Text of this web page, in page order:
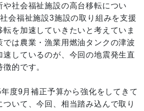
社会福祉施設の高台移転につい
会福祉施設3施設の取り組みを支援
を加速していきたいと考えていま
では農業・漁業用燃油タンクの津波
速しているのが、今回の地震発生直
的です。
度9月補正予算から強化をしてきて
いて、今回、相当踏み込んで取り